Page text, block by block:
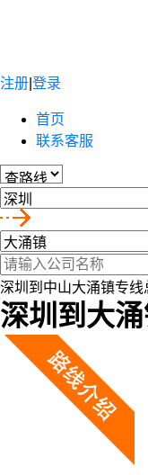
注册 登录
首页
联系客服
深圳到中山大涌镇专线
深圳到大